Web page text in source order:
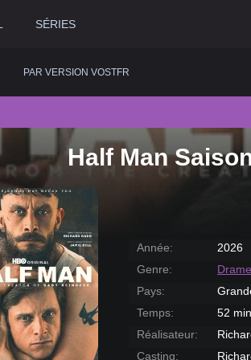
SÉRIES
Historique
Musical
Policier
2019
2018
2017
2016
2015
2014
PAR VERSION VOSTFR
Half Man
Année:
2026
Genre:
Drame
Pays:
Temps:
52 min
Réalisateur:
Casting: